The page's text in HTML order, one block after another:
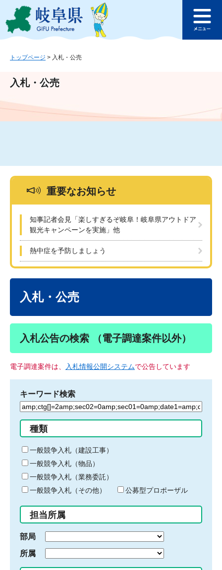
ジ
ュ
文
このページの本文へ
ュ
トップページ > 入札・公売
入札・公売
重要なお知らせ
知事記者会見「楽しすぎるぞ岐阜！岐阜県アウトドア
観光キャンペーンを実施」他
熱中症を予防しましょう
入札・公売
入札公告の検索 （電子調達案件以外）
電子調達案件は、 入札情報公開システムで公告しています
キーワード検索
検
る
キ
ー
ワ
ー
ド
入
力
種類
一般競争入札（建設工事）
一般競争入札（物品）
一般競争入札（業務委託）
一般競争入札（その他）
公募型プロポーザル
担当所属
部局
所属